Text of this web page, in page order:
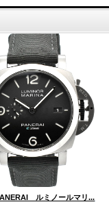
ルミノールマリ...